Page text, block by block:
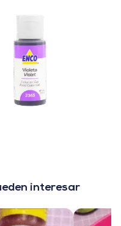
interesar